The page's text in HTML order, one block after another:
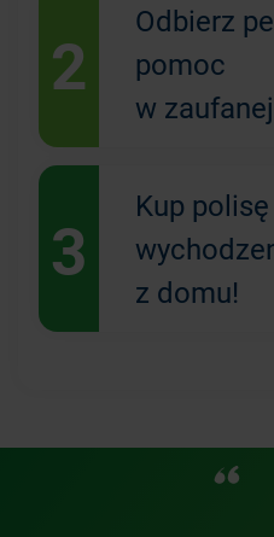
2
Odbierz
pomoc
w
3
Kup
z domu!